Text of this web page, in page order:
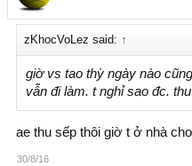
zKhocVoLez said: ↑
giờ vs tao thỳ ngày nào
vẫn đi làm. t nghỉ sao đc.
ae thu sếp thôi giờ t ở nhà
30/8/16